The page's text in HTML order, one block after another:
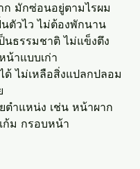
ก มักซ่อนอยู่ตามไรผม
ตัวไว ไม่ต้องพักนาน
นธรรมชาติ ไม่แข็งตึง
น้าแบบเก่า
ด้ ไม่เหลือสิ่งแปลกปลอม
ตำแหน่ง เช่น หน้าผาก
ม กรอบหน้า